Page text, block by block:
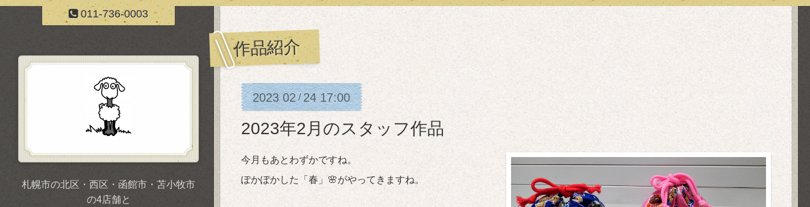
011-736-0003
作品紹介
2023 02/ 24 17:00
2023年2月のスタッフ作品
今月もあとわずかですね。
ぽかぽかした「春」🌸がやってきますね。
札幌市の北区・西区・函館市・苫小牧市
の4店舗と